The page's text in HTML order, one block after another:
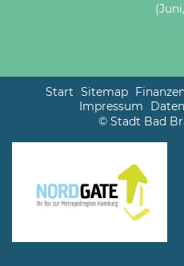
Start Sitemap
Impressum
© Stadt Bad